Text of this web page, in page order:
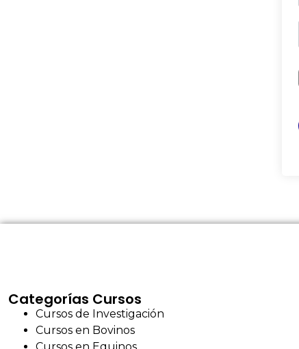
Categorías Cursos
Cursos de Investigación
Cursos en Bovinos